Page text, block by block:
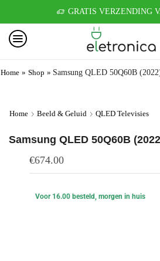
GRATIS VERZENDING
Home » Shop » Samsung QLED 50Q60B
Home Beeld & Geluid QLED Televisies
Samsung QLED 50Q60B
€674.00
Voor 16.00 besteld, morgen in huis